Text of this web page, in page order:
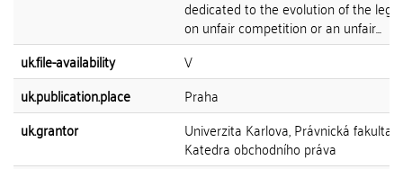
dedicated to the evolution of the
on unfair competition or an unfair...
uk.file-availability
V
uk.publication.place
Praha
uk.grantor
Univerzita Karlova, Právnická fakulta,
Katedra obchodního práva